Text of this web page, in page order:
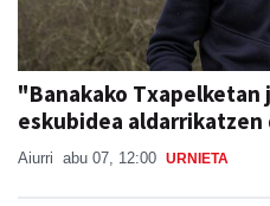
"Banakako Txapelketan
eskubidea
Aiurri abu 07, 12:00 URNIETA